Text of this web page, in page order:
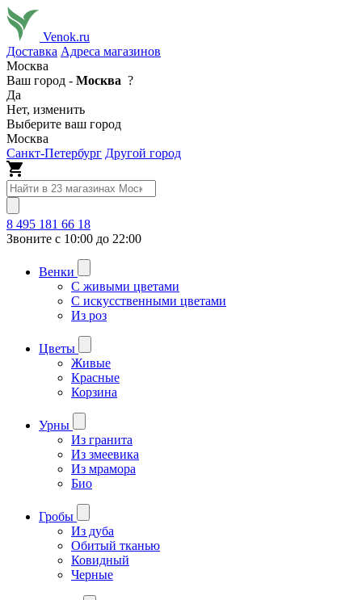
Venok.ru
Доставка Адреса магазинов
Москва
Ваш город - Москва ?
Да
Нет, изменить
Выберите ваш город
Москва
Санкт-Петербург Другой город
8 495 181 66 18
Звоните с 10:00 до 22:00
Венки
С живыми цветами
С искусственными цветами
Из роз
Цветы
Живые
Красные
Корзина
Урны
Из гранита
Из змеевика
Из мрамора
Био
Гробы
Из дуба
Обитый тканью
Ковидный
Черные